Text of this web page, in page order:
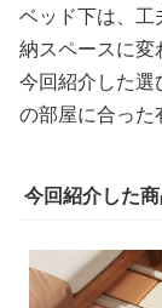
ベッド下は、工
納スペースに変
今回紹介した選
の部屋に合った
今回紹介した